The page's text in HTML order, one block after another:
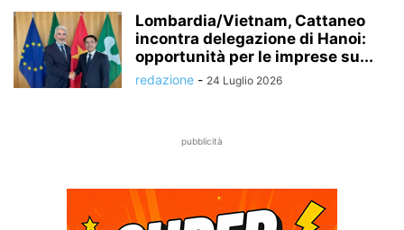
Lombardia/Vietnam, Cattaneo
incontra delegazione di Hanoi:
opportunità per le imprese su...
redazione - 24 Luglio 2026
pubblicità